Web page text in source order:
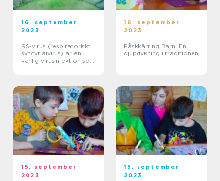
16. september
2023
RS-virus (respiratoriskt
syncytialvirus) är en
vanlig virusinfektion som
16. september
2023
Påskkärring Barn: En
djupdykning i traditionen
15. september
2023
15. september
2023